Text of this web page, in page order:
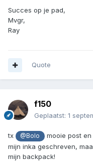
Succes op je pad,
Mvgr,
Ray
Quote
f150
Geplaatst: 1
tx @Bolo
mooie post en
mijn inka geschreven,
mijn backpack!